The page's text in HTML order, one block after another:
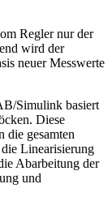
Regler nur der
wird der
neuer Messwerte
Simulink basiert
Diese
die gesamten
Linearisierung
Abarbeitung der
und